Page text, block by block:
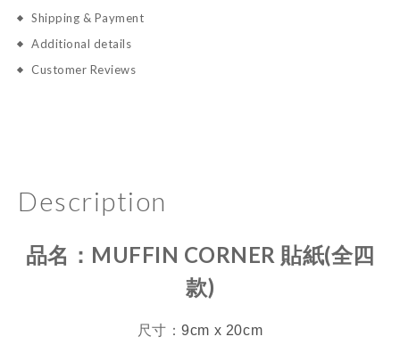
Shipping & Payment
Additional details
Customer Reviews
Description
品名： MUFFIN CORNER 貼紙(全四
款)
尺寸：9cm x 20cm